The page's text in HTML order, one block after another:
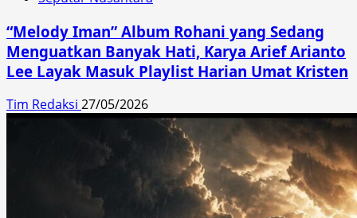
“Melody Iman” Album Rohani yang Sedang
Menguatkan Banyak Hati, Karya Arief Arianto
Lee Layak Masuk Playlist Harian Umat Kristen
Tim Redaksi 27/05/2026